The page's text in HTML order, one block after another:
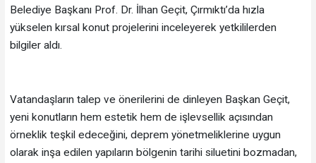
Belediye Başkanı Prof. Dr. İlhan Geçit, Çırmıktı’da hızla
yükselen kırsal konut projelerini inceleyerek yetkililerden
bilgiler aldı.
Vatandaşların talep ve önerilerini de dinleyen Başkan Geçit,
yeni konutların hem estetik hem de işlevsellik açısından
örneklik teşkil edeceğini, deprem yönetmeliklerine uygun
olarak inşa edilen yapıların bölgenin tarihi siluetini bozmadan,